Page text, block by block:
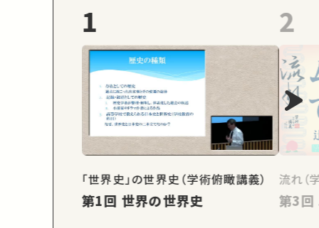
1
「世界史」の世界史（学術俯瞰講義）
第1回 世界の世界史
2
流れ（